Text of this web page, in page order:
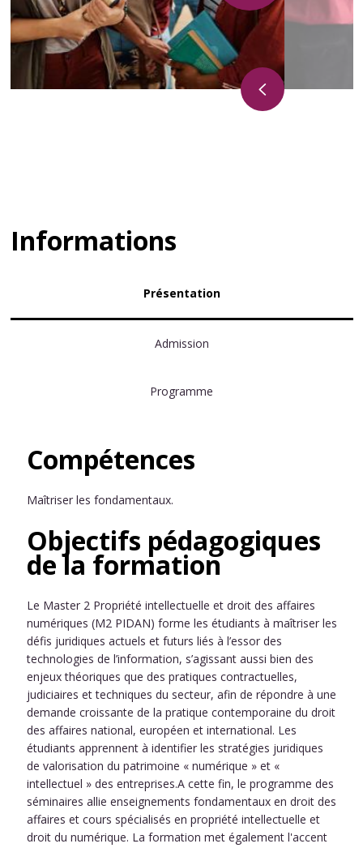
Informations
Présentation
Admission
Programme
Compétences
Maîtriser les fondamentaux.
Objectifs pédagogiques
de la formation
Le Master 2 Propriété intellectuelle et droit des affaires
numériques (M2 PIDAN) forme les étudiants à maîtriser les
défis juridiques actuels et futurs liés à l’essor des
technologies de l’information, s’agissant aussi bien des
enjeux théoriques que des pratiques contractuelles,
judiciaires et techniques du secteur, afin de répondre à une
demande croissante de la pratique contemporaine du droit
des affaires national, européen et international. Les
étudiants apprennent à identifier les stratégies juridiques
de valorisation du patrimoine « numérique » et «
intellectuel » des entreprises.A cette fin, le programme des
séminaires allie enseignements fondamentaux en droit des
affaires et cours spécialisés en propriété intellectuelle et
droit du numérique. La formation met également l'accent